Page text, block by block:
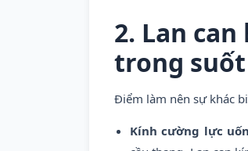
2. Lan
trong
Điểm làm nên sự khác
Kính cường lực